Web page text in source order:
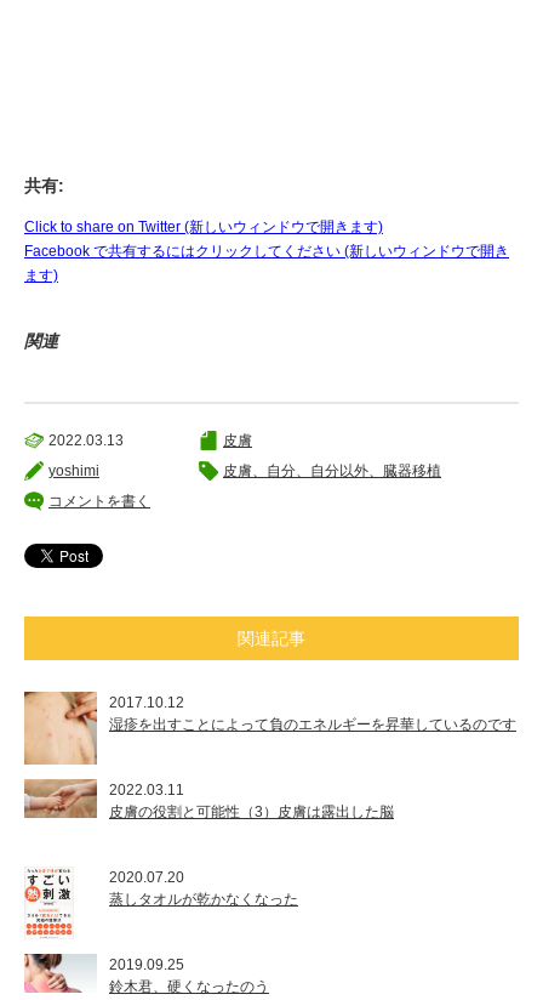
共有:
Click to share on Twitter (新しいウィンドウで開きます)
Facebook で共有するにはクリックしてください (新しいウィンドウで開き
ます)
関連
2022.03.13
yoshimi
コメントを書く
皮膚
皮膚、自分、自分以外、臓器移植
関連記事
2017.10.12
湿疹を出すことによって負のエネルギーを昇華しているのです
2022.03.11
皮膚の役割と可能性（3）皮膚は露出した脳
2020.07.20
蒸しタオルが乾かなくなった
2019.09.25
鈴木君、硬くなったのう